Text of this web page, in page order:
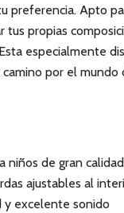
preferencia. Apto
tus propias
especialmente
por el
niños de gran calidad
ajustables al
y excelente sonido